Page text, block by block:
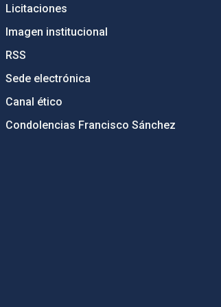
Licitaciones
Imagen institucional
RSS
Sede electrónica
Canal ético
Condolencias Francisco Sánchez